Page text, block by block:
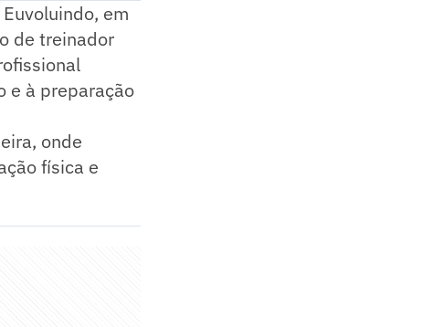
em
de treinador
e à preparação
onde
física e